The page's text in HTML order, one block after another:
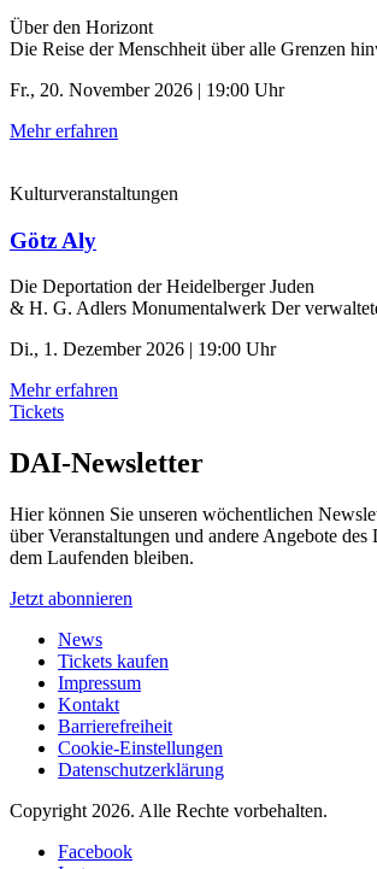
Über den Horizont
Die Reise der Menschheit über alle Grenzen
Fr., 20. November 2026 | 19:00 Uhr
Mehr erfahren
Kulturveranstaltungen
Götz Aly
Die Deportation der ­Heidelberger Juden
& H. G. Adlers Monumentalwerk Der
Di., 1. Dezember 2026 | 19:00 Uhr
Mehr erfahren
Tickets
DAI-Newsletter
Hier können Sie unseren wöchentlichen
über Veranstaltungen und andere Angebote
dem Laufenden bleiben.
Jetzt abonnieren
News
Tickets kaufen
Impressum
Kontakt
Barrierefreiheit
Cookie-Einstellungen
Datenschutzerklärung
Copyright 2026. Alle Rechte vorbehalten.
Facebook